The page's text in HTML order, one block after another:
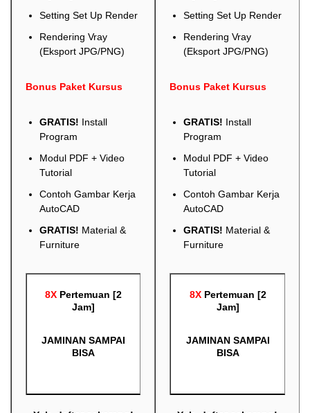
Setting Set Up Render
Rendering Vray
(Eksport JPG/PNG)
Bonus Paket Kursus
GRATIS! Install
Program
Modul PDF + Video
Tutorial
Contoh Gambar Kerja
AutoCAD
GRATIS! Material &
Furniture
8X Pertemuan [2
Jam]
JAMINAN SAMPAI
BISA
Setting Set Up Render
Rendering Vray
(Eksport JPG/PNG)
Bonus Paket Kursus
GRATIS! Install
Program
Modul PDF + Video
Tutorial
Contoh Gambar Kerja
AutoCAD
GRATIS! Material &
Furniture
8X Pertemuan [2
Jam]
JAMINAN SAMPAI
BISA